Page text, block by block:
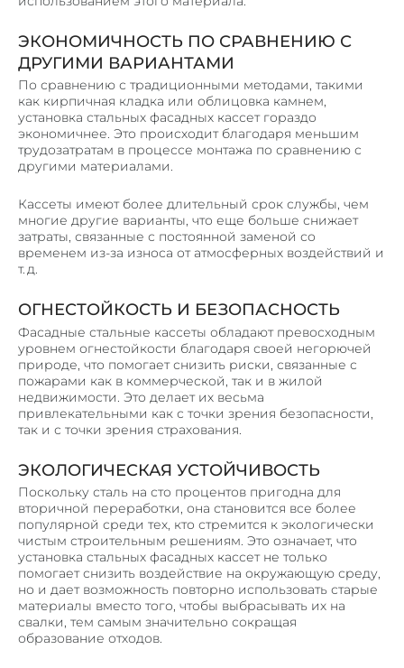
ЭКОНОМИЧНОСТЬ ПО СРАВНЕНИЮ С
ДРУГИМИ ВАРИАНТАМИ
По сравнению с традиционными методами, такими
как кирпичная кладка или облицовка камнем,
установка стальных фасадных кассет гораздо
экономичнее. Это происходит благодаря меньшим
трудозатратам в процессе монтажа по сравнению с
другими материалами.
Кассеты имеют более длительный срок службы, чем
многие другие варианты, что еще больше снижает
затраты, связанные с постоянной заменой со
временем из-за износа от атмосферных воздействий и
т. д.
ОГНЕСТОЙКОСТЬ И БЕЗОПАСНОСТЬ
Фасадные стальные кассеты обладают превосходным
уровнем огнестойкости благодаря своей негорючей
природе, что помогает снизить риски, связанные с
пожарами как в коммерческой, так и в жилой
недвижимости. Это делает их весьма
привлекательными как с точки зрения безопасности,
так и с точки зрения страхования.
ЭКОЛОГИЧЕСКАЯ УСТОЙЧИВОСТЬ
Поскольку сталь на сто процентов пригодна для
вторичной переработки, она становится все более
популярной среди тех, кто стремится к экологически
чистым строительным решениям. Это означает, что
установка стальных фасадных кассет не только
помогает снизить воздействие на окружающую среду,
но и дает возможность повторно использовать старые
материалы вместо того, чтобы выбрасывать их на
свалки, тем самым значительно сокращая
образование отходов.